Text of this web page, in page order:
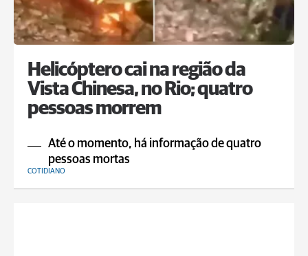
Helicóptero cai na região da
Vista Chinesa, no Rio; quatro
pessoas morrem
Até o momento, há informação de quatro
pessoas mortas
COTIDIANO